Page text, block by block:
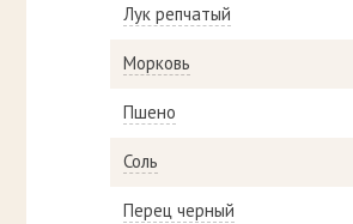
Лук репчатый
Морковь
Пшено
Соль
Перец черный